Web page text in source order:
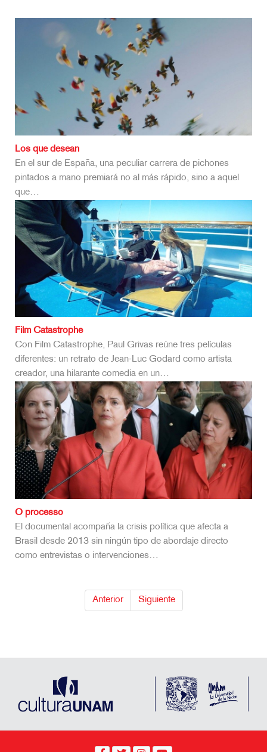
Los que desean
En el sur de España, una peculiar carrera de pichones
pintados a mano premiará no al más rápido, sino a aquel
que…
Film Catastrophe
Con Film Catastrophe, Paul Grivas reúne tres películas
diferentes: un retrato de Jean-Luc Godard como artista
creador, una hilarante comedia en un…
O processo
El documental acompaña la crisis política que afecta a
Brasil desde 2013 sin ningún tipo de abordaje directo
como entrevistas o intervenciones…
Anterior Siguiente